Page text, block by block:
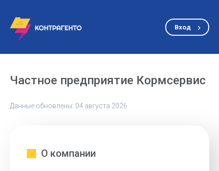
Вход
Частное предприятие Кормсервис
Данные обновлены: 04 августа 2026
О компании